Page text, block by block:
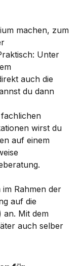
machen, zum
Unter
auch die
du dann
wirst du
auf einem
Rahmen der
auf die
an. Mit dem
auch selber